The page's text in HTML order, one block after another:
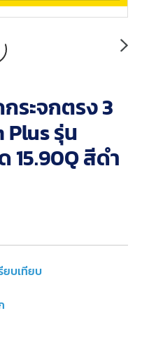
ระจกตรง 3
Plus รุ่น
15.90Q สีดำ
ยบเทียบ